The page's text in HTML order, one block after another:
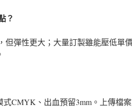
？
但彈性更大；大量訂製雖能壓低單
式CMYK、出血預留3mm。上傳檔